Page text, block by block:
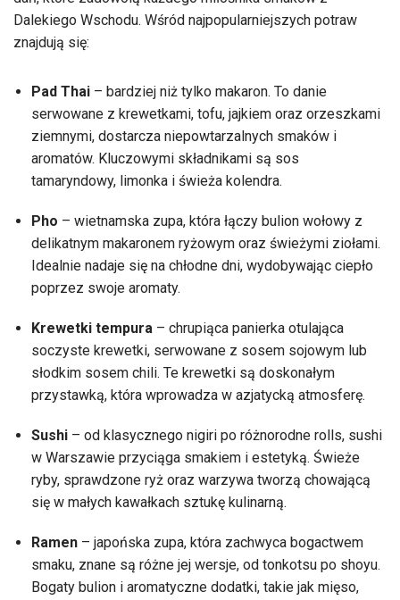
Dalekiego Wschodu. Wśród najpopularniejszych potraw
znajdują się:
Pad Thai – bardziej niż tylko makaron. To danie
serwowane z krewetkami, tofu, jajkiem oraz orzeszkami
ziemnymi, dostarcza niepowtarzalnych smaków i
aromatów. Kluczowymi składnikami są sos
tamaryndowy, limonka i świeża kolendra.
Pho – wietnamska zupa, która łączy bulion wołowy z
delikatnym makaronem ryżowym oraz świeżymi ziołami.
Idealnie nadaje się na chłodne dni, wydobywając ciepło
poprzez swoje aromaty.
Krewetki tempura – chrupiąca panierka otulająca
soczyste krewetki, serwowane z sosem sojowym lub
słodkim sosem chili. Te krewetki są doskonałym
przystawką, która wprowadza w azjatycką atmosferę.
Sushi – od klasycznego nigiri po różnorodne rolls, sushi
w Warszawie przyciąga smakiem i estetyką. Świeże
ryby, sprawdzone ryż oraz warzywa tworzą chowającą
się w małych kawałkach sztukę kulinarną.
Ramen – japońska zupa, która zachwyca bogactwem
smaku, znane są różne jej wersje, od tonkotsu po shoyu.
Bogaty bulion i aromatyczne dodatki, takie jak mięso,